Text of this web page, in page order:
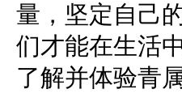
量，坚定自己
们才能在生活
了解并体验青